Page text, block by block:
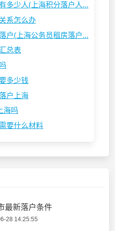
多少人(上海积分落户人...
系怎么办
户(上海公务员租房落户...
总表
多少钱
户上海
海吗
要什么材料
最新落户条件
28 14:25:55